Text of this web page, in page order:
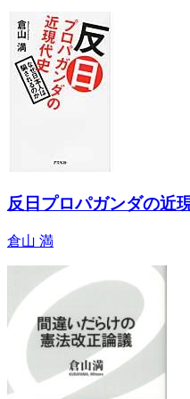
反日プロパガンダの近
倉山 満